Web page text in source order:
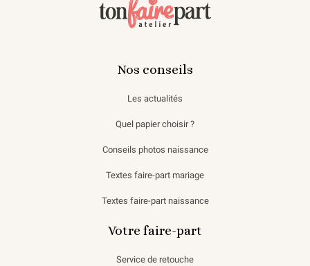
Nos conseils
Les actualités
Quel papier choisir ?
Conseils photos naissance
Textes faire-part mariage
Textes faire-part naissance
Votre faire-part
Service de retouche